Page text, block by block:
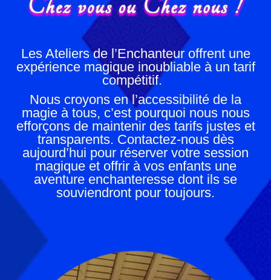
Les Ateliers de l’Enchanteur offrent une
expérience magique inoubliable à un tarif
compétitif.
Nous croyons en l’accessibilité de la
magie à tous, c’est pourquoi nous nous
efforçons de maintenir des tarifs justes et
transparents. Contactez-nous dès
aujourd’hui pour réserver votre session
magique et offrir à vos enfants une
aventure enchanteresse dont ils se
souviendront pour toujours.